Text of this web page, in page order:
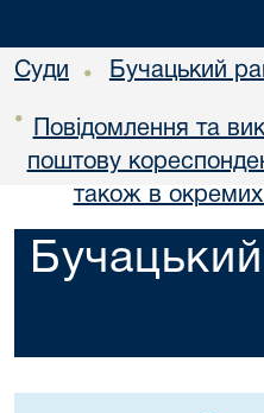
Суди • Бучацький
•
Повідомлення та
поштову
також в окремих